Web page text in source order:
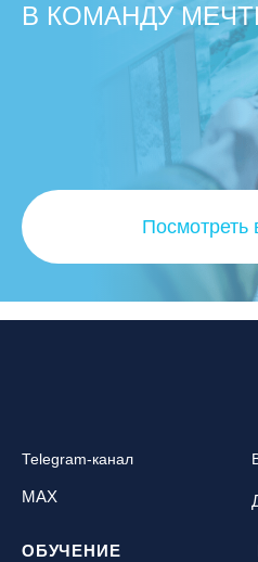
В КОМАНДУ
Посмотреть
Telegram-канал
MAX
ОБУЧЕНИЕ